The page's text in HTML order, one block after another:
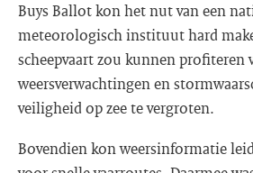
Buys Ballot kon het nut van een
meteorologisch instituut hard
scheepvaart zou kunnen profiteren
weersverwachtingen en
veiligheid op zee te vergroten.
Bovendien kon weersinformatie